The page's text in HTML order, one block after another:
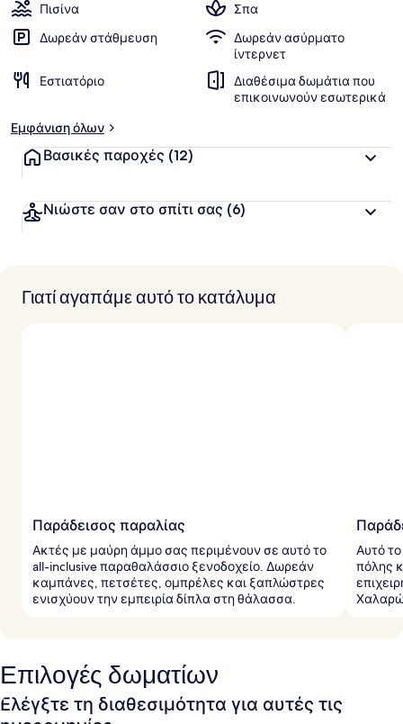
Πισίνα
Σπα
Δωρεάν στάθμευση
Δωρεάν ασύρματο
ίντερνετ
Εστιατόριο
Διαθέσιμα δωμάτια που
επικοινωνούν εσωτερικά
Εμφάνιση όλων
Βασικές παροχές (12)
Νιώστε σαν στο σπίτι σας (6)
Γιατί αγαπάμε αυτό το κατάλυμα
Παράδεισος παραλίας
Ακτές με μαύρη άμμο σας περιμένουν σε αυτό το
all-inclusive παραθαλάσσιο ξενοδοχείο. Δωρεάν
καμπάνες, πετσέτες, ομπρέλες και ξαπλώστρες
ενισχύουν την εμπειρία δίπλα στη θάλασσα.
Αυτό
πόλης
Επιλογές δωματίων
Ελέγξτε τη διαθεσιμότητα για αυτές τις